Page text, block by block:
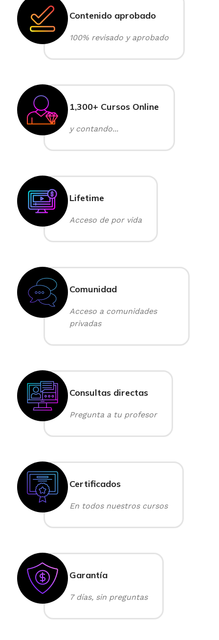
Contenido aprobado
100% revisado y aprobado
1,300+ Cursos Online
y contando...
Lifetime
Acceso de por vida
Comunidad
Acceso a comunidades
privadas
Consultas directas
Pregunta a tu profesor
Certificados
En todos nuestros cursos
Garantía
7 días, sin preguntas